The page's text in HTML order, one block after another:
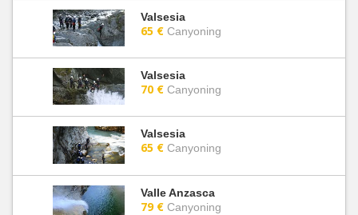
Valsesia
65 € Canyoning
Valsesia
70 € Canyoning
Valsesia
65 € Canyoning
Valle Anzasca
79 € Canyoning